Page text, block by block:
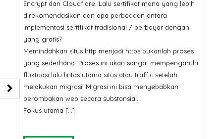
Encrypt dan Cloudflare. Lalu sertifikat mana yang lebih
direkomendasikan dan apa perbedaan antara
implementasi sertifikat tradisional / berbayar dengan
yang gratis?
Memindahkan situs http menjadi https bukanlah proses
yang sederhana. Proses ini akan sangat mempengaruhi
fluktuasi lalu lintas utama situs atau traffic setelah
melakukan migrasi. Migrasi ini bisa menyebabkan
perombakan web secara substansial.
Fokus utama […]